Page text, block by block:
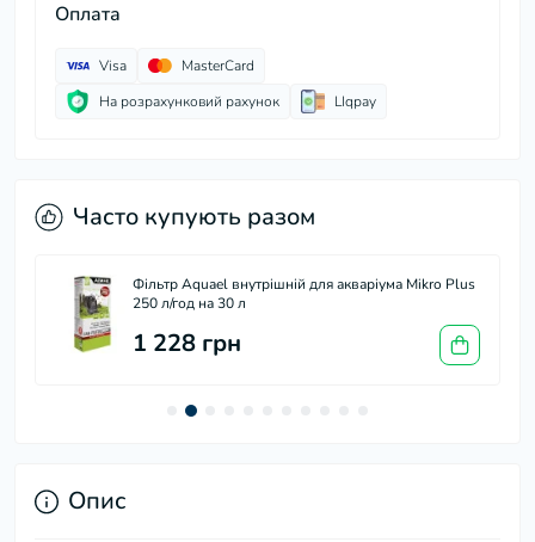
Оплата
Visa
MasterCard
На розрахунковий рахунок
LIqpay
Часто купують разом
Фільтр Aquael внутрішній для акваріума Mikro Plus
250 л/год на 30 л
1 228 грн
Опис